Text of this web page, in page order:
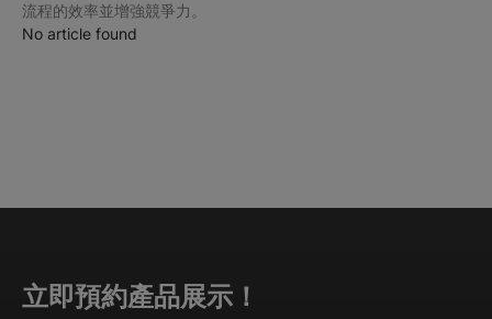
流程的效率並增強競爭力。
No article found
立即預約產品展示！